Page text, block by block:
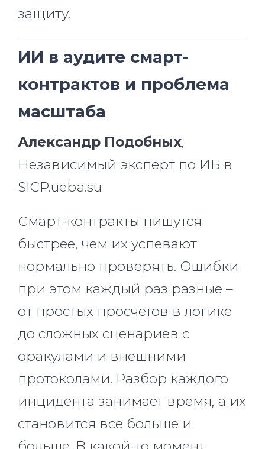
защиту.
ИИ в аудите смарт-
контрактов и проблема
масштаба
Александр Подобных,
Независимый эксперт по ИБ в
SICP.ueba.su
Смарт-контракты пишутся
быстрее, чем их успевают
нормально проверять. Ошибки
при этом каждый раз разные –
от простых просчетов в логике
до сложных сценариев с
оракулами и внешними
протоколами. Разбор каждого
инцидента занимает время, а их
становится все больше и